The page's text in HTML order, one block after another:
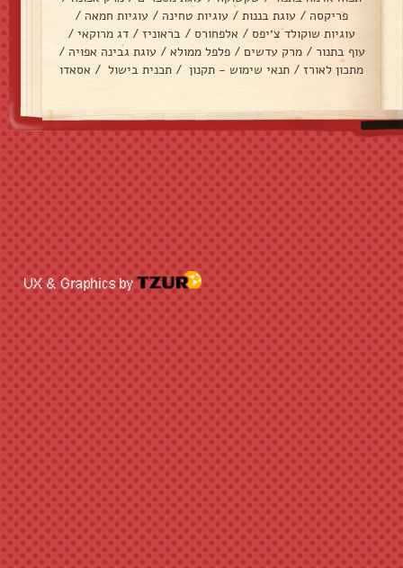
פריקסה / עוגת בננות / עוגיות טחינה / עוגיות חמאה /
עוגיות שוקולד צ׳יפס / אלפחורס / בראוניז / דג מרוקאי /
עוף בתנור / מרק עדשים / פלפל ממולא / עוגת גבינה אפויה /
מתכון לאורז / תנאי שימוש - תקנון / תכנית בישול / אסאדו